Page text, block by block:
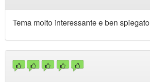
Tema molto interessante e ben spiegato